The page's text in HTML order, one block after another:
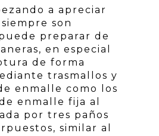
a apreciar
son
preparar de
en especial
de forma
trasmallos y
enmalle como los
enmalle fija al
por tres paños
similar al